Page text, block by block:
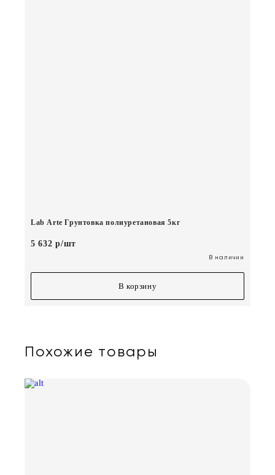
Lab Arte Грунтовка полиуретановая 5кг
5 632 р/шт
В наличии
В корзину
Похожие товары